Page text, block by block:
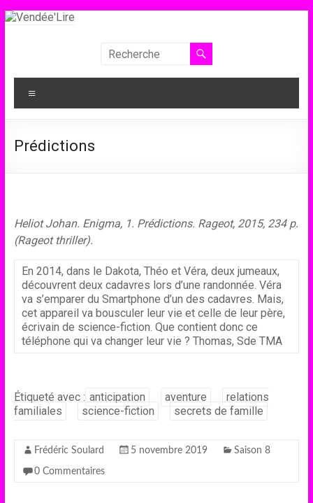
Aller
Vendée'Lire
Le
prix
collégiens
Prédictions
Heliot Johan. Enigma, 1. Prédictions. Rageot, 2015, 234 p.
(Rageot thriller).
En 2014, dans le Dakota, Théo et Véra, deux jumeaux,
découvrent deux cadavres lors d’une randonnée. Véra
va s’emparer du Smartphone d’un des cadavres. Mais,
cet appareil va bousculer leur vie et celle de leur père,
écrivain de science-fiction. Que contient donc ce
téléphone qui va changer leur vie ? Thomas, Sde TMA
Étiqueté avec : anticipation aventure
relations
familiales
science-fiction secrets de famille
Frédéric Soulard 5 novembre 2019 Saison 8
0 Commentaires